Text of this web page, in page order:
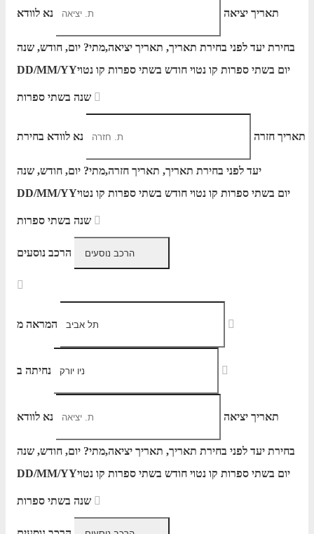
תאריך יציאה נא לוודא
בחירת יעד לפני בחירת תאריך, תאריך יציאה,מתי? יום, חודש, שנה
DD/MM/YYיום בשתי ספרות קו נטוי חודש בשתי ספרות קו נטוי
תאריך חזרה נא לוודא בחירת
יעד לפני בחירת תאריך, תאריך חזרה,מתי? יום, חודש, שנה
DD/MM/YYיום בשתי ספרות קו נטוי חודש בשתי ספרות קו נטוי
הרכב נוסעים
המראה מ
נחיתה ב
תאריך יציאה נא לוודא
בחירת יעד לפני בחירת תאריך, תאריך יציאה,מתי? יום, חודש, שנה
DD/MM/YYיום בשתי ספרות קו נטוי חודש בשתי ספרות קו נטוי